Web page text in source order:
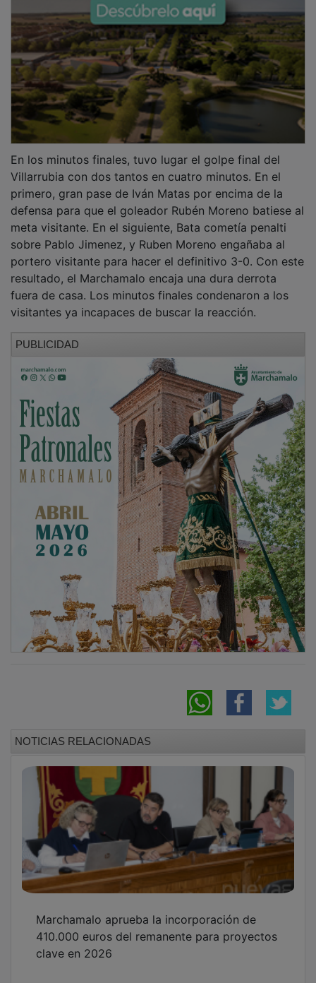
Villarrubia con dos tantos en cuatro minutos. En el
primero, gran pase de Iván Matas por encima de la
defensa para que el goleador Rubén Moreno batiese al
meta visitante. En el siguiente, Bata cometía penalti
sobre Pablo Jimenez, y Ruben Moreno engañaba al
portero visitante para hacer el definitivo 3-0. Con este
resultado, el Marchamalo encaja una dura derrota
fuera de casa. Los minutos finales condenaron a los
visitantes ya incapaces de buscar la reacción.
410.000 euros del remanente para proyectos
clave en 2026